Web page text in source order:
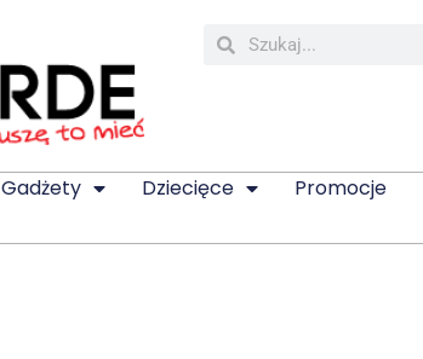
Gadżety Dziecięce Promocje